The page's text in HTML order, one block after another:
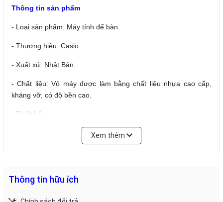
Thông tin sản phẩm
- Loại sản phẩm: Máy tính để bàn.
- Thương hiệu: Casio.
- Xuất xứ: Nhật Bản.
- Chất liệu: Vỏ máy được làm bằng chất liệu nhựa cao cấp,
kháng vỡ, có độ bền cao.
- Thiết kế:
+ Máy tính có thiết kế dạng để bàn tiện lợi, kích thước nhỏ
gọn, tiện lợi. Mặt vỏ bằng bằng kim loại chắc chắn sáng bóng
+ Màn hình lớn hiển thị tới 12 chữ số được bản địa hóa the
định dạng dấu phân tách bốn chữ số.
Xem thêm
Thông tin hữu ích